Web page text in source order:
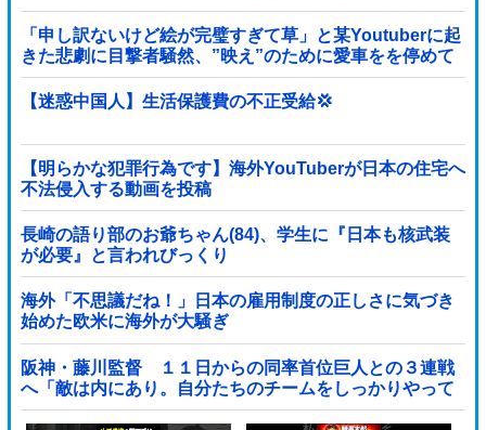
「申し訳ないけど絵が完璧すぎて草」と某Youtuberに起
きた悲劇に目撃者騒然、”映え”のために愛車をを停めて
撮影していたら……
【迷惑中国人】生活保護費の不正受給💢
【明らかな犯罪行為です】海外YouTuberが日本の住宅へ
不法侵入する動画を投稿
長崎の語り部のお爺ちゃん(84)、学生に『日本も核武装
が必要』と言われびっくり
海外「不思議だね！」日本の雇用制度の正しさに気づき
始めた欧米に海外が大騒ぎ
阪神・藤川監督 １１日からの同率首位巨人との３連戦
へ「敵は内にあり。自分たちのチームをしっかりやって
いく」他